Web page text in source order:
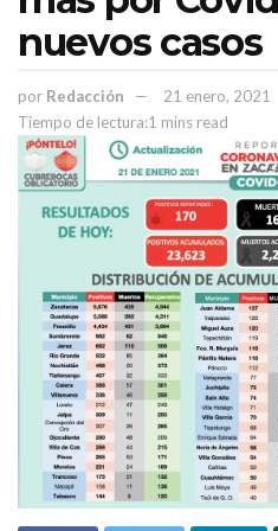
Jorge Miranda
Jorge Miranda
porticomx
nuevos casos
por Redacción
21 enero, 2021
Tiempo de lectura:1 mins read